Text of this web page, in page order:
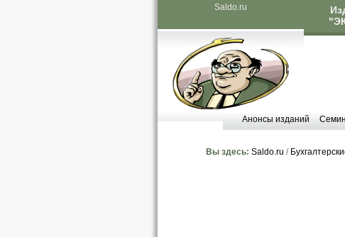
Saldo.ru
Анонсы изданий
Вы здесь: Saldo.ru /